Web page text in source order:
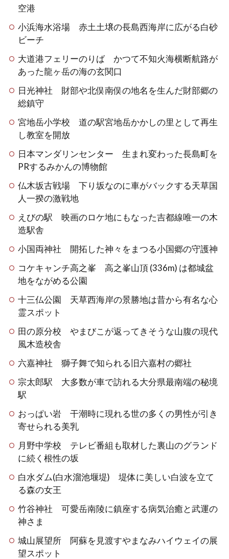
空港
小浜海水浴場 赤土土壌の長島西海岸に広がる白砂
ビーチ
大道港フェリーのりば かつて不知火海横断航路が
あった龍ヶ岳の海の玄関口
日光神社 財部や北俣南俣の地名を生んだ財部郷の
総鎮守
宮地岳小学校 道の駅宮地岳かかしの里として再生
し教室を開放
日本マンダリンセンター 生まれ変わった長島町を
PRするみかんの博物館
仏木坂古戦場 下り坂なのに車がバックする天草国
人一揆の激戦地
えびの駅 映画のロケ地にもなった吉都線唯一の木
造駅舎
小国両神社 開拓した神々をまつる小国郷の守護神
コケキャンチ高之峯 高之峯山頂 (336m) は都城盆
地をながめる公園
十三仏公園 天草西海岸の景勝地は昔から有名な心
霊スポット
田の原分校 やまびこが返ってきそうな山腹の現代
風木造校舎
六嘉神社 獅子舞で知られる旧六嘉村の郷社
宗太郎駅 大多数が車で訪れる大分県最南端の秘境
駅
おっぱい岩 干潮時に現れる世の多くの男性が引き
寄せられる美乳
月野中学校 テレビ番組も取材した裏山のグランド
に続く根性の坂
白水ダム(白水溜池堰堤) 堤体に美しい白波を立て
る森の女王
竹谷神社 可愛岳南陵に鎮座する病気治癒と武運の
神さま
城山展望所 阿蘇を見渡すやまなみハイウェイの展
望スポット